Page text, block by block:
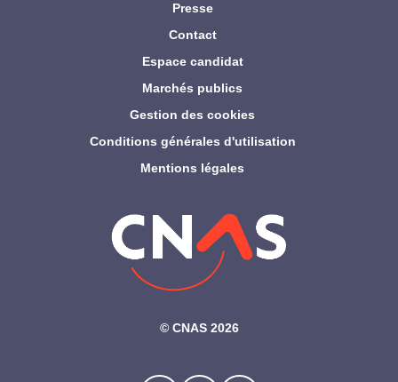
©‎ CNAS 2026
Presse
Contact
Espace candidat
Marchés publics
Gestion des cookies
Conditions générales d'utilisation
Mentions légales